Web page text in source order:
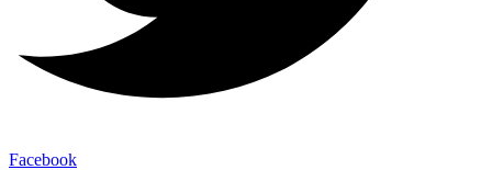
Facebook